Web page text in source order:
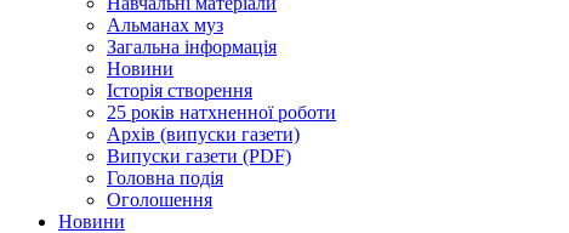
Альманах муз
Загальна інформація
Новини
Історія створення
25 років натхненної роботи
Архів (випуски газети)
Випуски газети (PDF)
Головна подія
Оголошення
Новини